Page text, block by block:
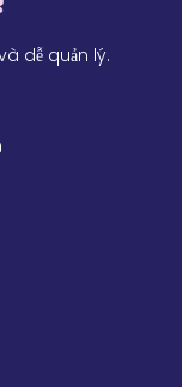
dễ quản lý.